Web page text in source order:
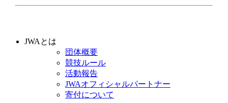
JWAとは
団体概要
競技ルール
活動報告
JWAオフィシャルパートナー
寄付について